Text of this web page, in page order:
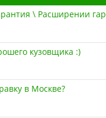
\ Расширении
кузовщика :)
в Москве?